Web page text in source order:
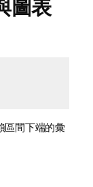
圖表
區間下端的彙